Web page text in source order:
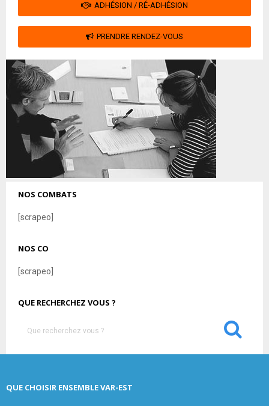
ADHÉSION / RÉ-ADHÉSION
PRENDRE RENDEZ-VOUS
NOS COMBATS
[scrapeo]
NOS CO
[scrapeo]
QUE RECHERCHEZ VOUS ?
h
S
QUE CHOISIR ENSEMBLE VAR-EST